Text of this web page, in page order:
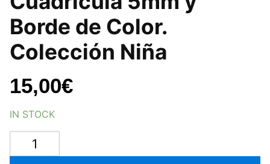
Borde de Color.
Colección Niña
15,00€
IN STOCK
Carpeta